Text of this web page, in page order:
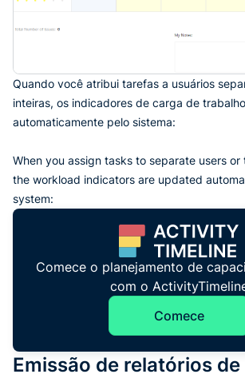
Quando você atribui tarefas a usuários
inteiras, os indicadores de carga de
automaticamente pelo sistema:
When you assign tasks to separate users or
the workload indicators are updated
system:
Comece o planejamento de
com o
Comece
Emissão de relatórios de